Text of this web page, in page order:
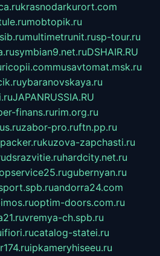
krasnodarkurort.com
mobtopik.ru
multimetrunit.rusp-tour.ru
symbian9.net.ruDSHAIR.RU
musavtomat.msk.ru
ybaranovskaya.ru
JAPANRUSSIA.RU
finans.rurim.org.ru
zabor-pro.ruftn.pp.ru
kuzova-zapchasti.ru
dsrazvitie.ruhardcity.net.ru
gubernyan.ru
andorra24.com
optim-doors.com.ru
vremya-ch.spb.ru
ifiori.rucatalog-statei.ru
ipkameryhiseeu.ru